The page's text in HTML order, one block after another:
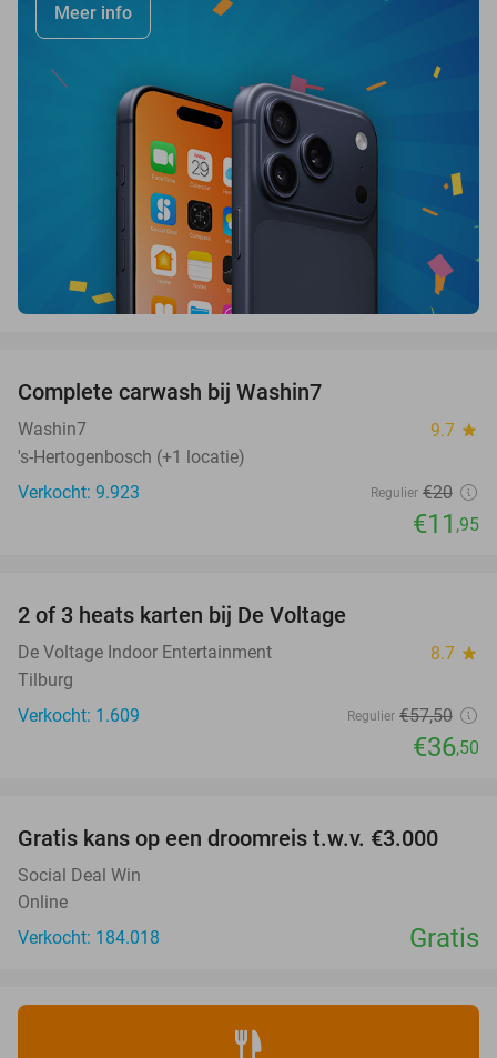
Meer info
Complete carwash bij Washin7
Washin7 9.7 star
's-Hertogenbosch (+1 locatie)
Verkocht: 9.923
Regulier €20
€11 ,95
2 of 3 heats karten bij De Voltage
De Voltage Indoor Entertainment 8.7 star
Tilburg
Verkocht: 1.609
Regulier €57,50
€36,50
Gratis kans op een droomreis t.w.v. €3.000
Social Deal Win
Online
Verkocht: 184.018
Gratis